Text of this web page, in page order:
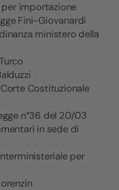
per importazione
Fini-Giovanardi
ministero della
Costituzionale
n°36 del 20/03
in sede di
per